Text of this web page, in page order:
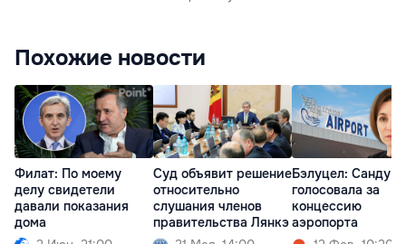
Похожие новости
Филат: По моему
делу свидетели
давали показания
дома
Суд объявит решение
относительно
слушания членов
правительства Лянкэ
Бэлуцел: Санду
голосовала за
концессию
аэропорта